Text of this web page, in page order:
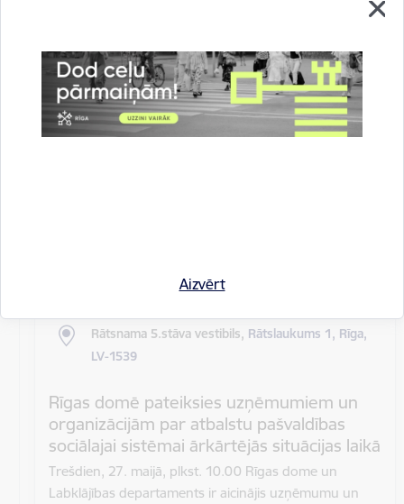
Aizvērt
14.sēde (ārkārtas)
Sēdes darba kārtība: Grozījumi Rīgas domes 2016.
gada 19. aprīļa saistošajos noteikumos Nr. 198 "Par
kārtību, kādā tiek…
Rātsnama 5.stāva vestibils, Rātslaukums 1, Rīga,
LV-1539
Rīgas domē pateiksies uzņēmumiem un
organizācijām par atbalstu pašvaldības
sociālajai sistēmai ārkārtējās situācijas laikā
Trešdien, 27. maijā, plkst. 10.00 Rīgas dome un
Labklājības departaments ir aicinājis uzņēmumu un